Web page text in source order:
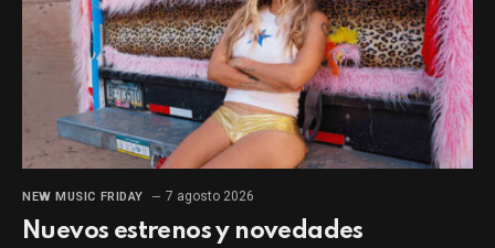
NEW MUSIC FRIDAY 7 agosto 2026
Nuevos estrenos y novedades